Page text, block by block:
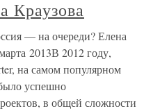
Краузова
— на очереди? Елена
2013В 2012 году,
на самом популярном
успешно
в общей сложности